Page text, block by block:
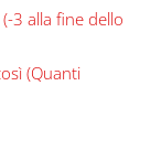
3 alla fine dello
(Quanti